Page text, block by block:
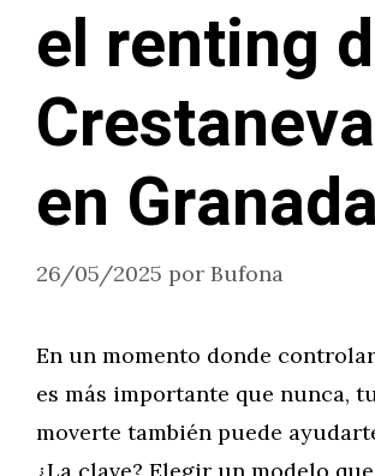
el renting
en Granada
26/05/2025 por Bufona
En un momento donde
es más importante que nunca,
moverte también puede